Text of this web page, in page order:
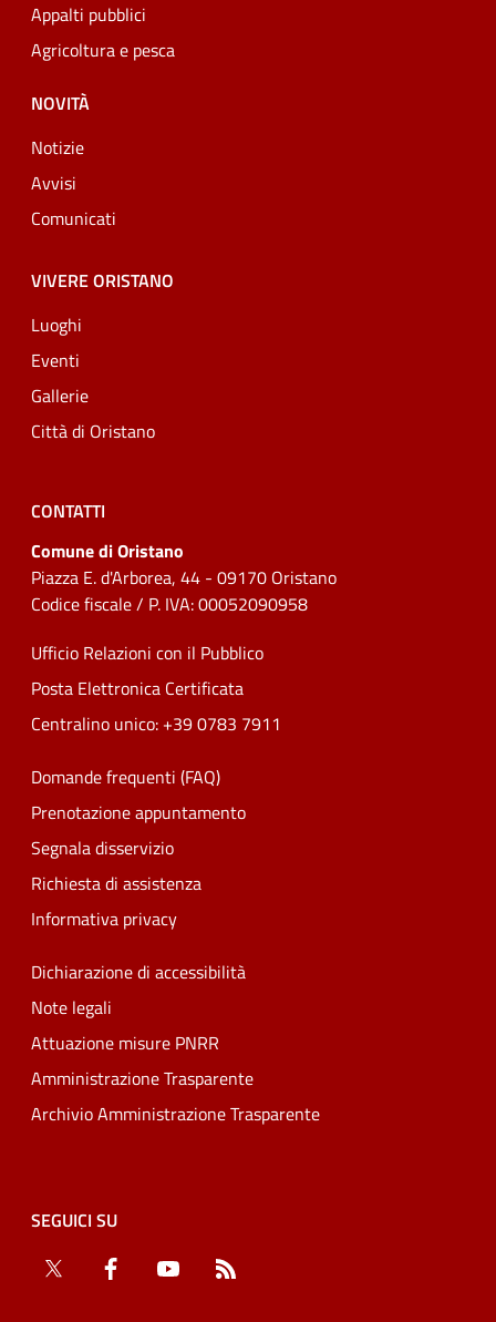
Appalti pubblici
Agricoltura e pesca
NOVITÀ
Notizie
Avvisi
Comunicati
VIVERE ORISTANO
Luoghi
Eventi
Gallerie
Città di Oristano
CONTATTI
Comune di Oristano
Piazza E. d'Arborea, 44 - 09170 Oristano
Codice fiscale / P. IVA: 00052090958
Ufficio Relazioni con il Pubblico
Posta Elettronica Certificata
Centralino unico: +39 0783 7911
Domande frequenti (FAQ)
Prenotazione appuntamento
Segnala disservizio
Richiesta di assistenza
Informativa privacy
Dichiarazione di accessibilità
Note legali
Attuazione misure PNRR
Amministrazione Trasparente
Archivio Amministrazione Trasparente
SEGUICI SU
Twitter
Facebook YouTube